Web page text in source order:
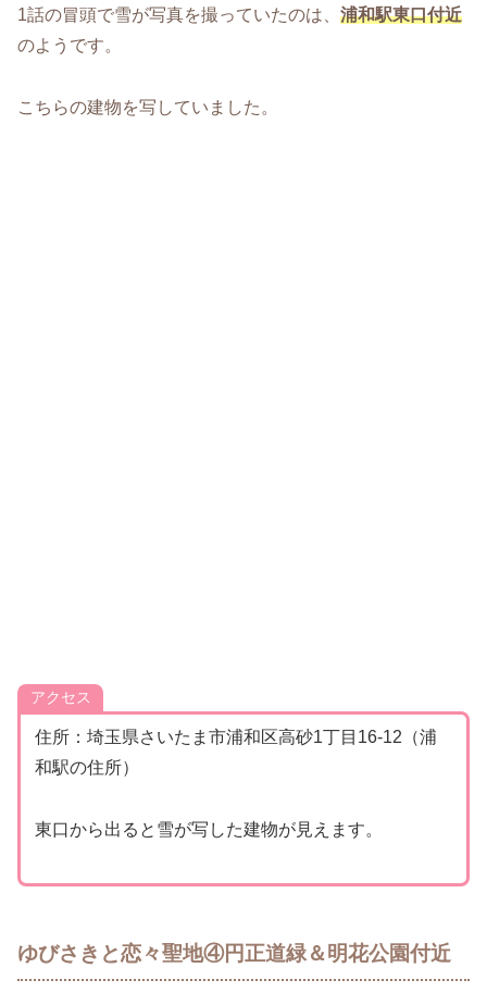
1話の冒頭で雪が写真を撮っていたのは、 浦和駅東口付近
のようです。
こちらの建物を写していました。
アクセス
住所：埼玉県さいたま市浦和区高砂1丁目16‐12（浦
和駅の住所）
東口から出ると雪が写した建物が見えます。
ゆびさきと恋々聖地④円正道緑＆明花公園付近